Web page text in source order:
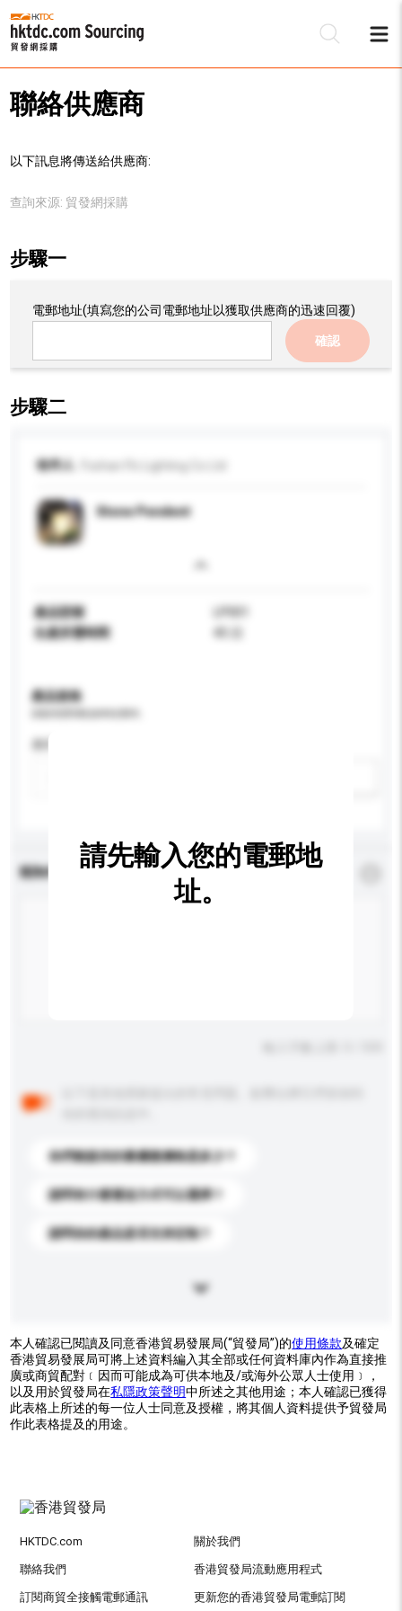
聯絡供應商
以下訊息將傳送給供應商:
查詢來源: 貿發網採購
步驟一
電郵地址(填寫您的公司電郵地址以獲取供應商的迅速回覆)
確認
步驟二
收件人
Stone Pendent
產品型號
LP001
生產所需時間
45 日
產品規格
查詢內容 * 必須填寫
你們能提供的最優惠價格是多少？
請問有什麼運送方式可以選擇？
請問你的產品是否支持定制？
請先輸入您的電郵地
址。
本人確認已閱讀及同意香港貿易發展局(“貿發局”)的使用條款及確定
香港貿易發展局可將上述資料編入其全部或任何資料庫內作為直接推
廣或商貿配對﹝因而可能成為可供本地及/或海外公眾人士使用﹞，
以及用於貿發局在私隱政策聲明中所述之其他用途；本人確認已獲得
此表格上所述的每一位人士同意及授權，將其個人資料提供予貿發局
作此表格提及的用途。
HKTDC.com 關於我們
聯絡我們 香港貿發局流動應用程式
訂閱商貿全接觸電郵通訊 更新您的香港貿發局電郵訂閱